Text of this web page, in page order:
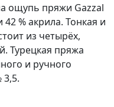
ощупь пряжи Gazzal
42 % акрила. Тонкая и
из четырёх,
Турецкая пряжа
и ручного